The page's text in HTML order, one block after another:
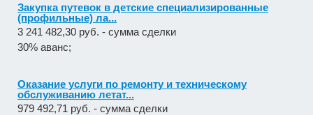
Закупка путевок в детские специализированные
(профильные) ла...
3 241 482,30 руб. - сумма сделки
30% аванс;
Оказание услуги по ремонту и техническому
обслуживанию летат...
979 492,71 руб. - сумма сделки